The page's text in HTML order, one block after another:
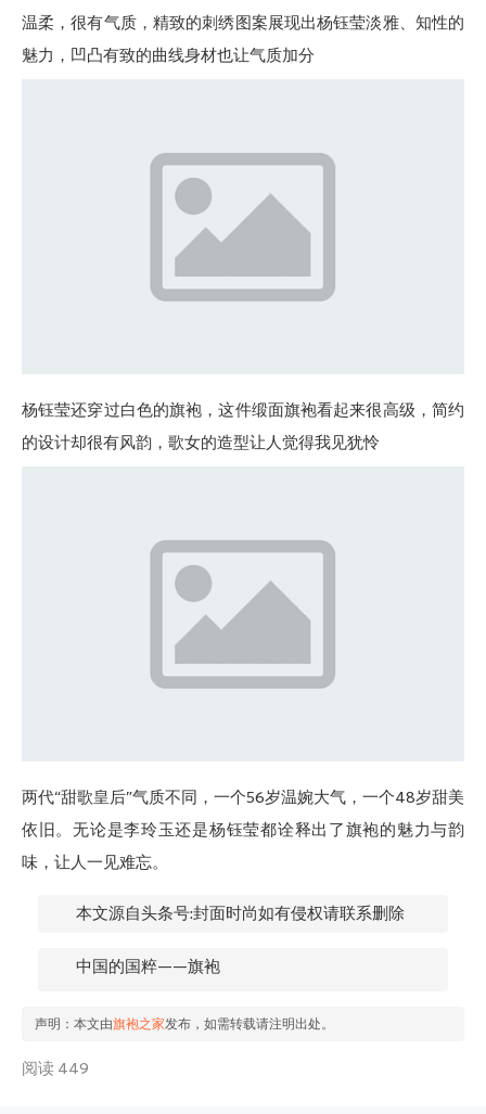
温柔，很有气质，精致的刺绣图案展现出杨钰莹淡雅、知性的
魅力，凹凸有致的曲线身材也让气质加分
杨钰莹还穿过白色的旗袍，这件缎面旗袍看起来很高级，简约
的设计却很有风韵，歌女的造型让人觉得我见犹怜
两代“甜歌皇后”气质不同，一个56岁温婉大气，一个48岁甜美
依旧。无论是李玲玉还是杨钰莹都诠释出了旗袍的魅力与韵
味，让人一见难忘。
本文源自头条号:封面时尚如有侵权请联系删除
中国的国粹——旗袍
声明：本文由旗袍之家发布，如需转载请注明出处。
阅读 449